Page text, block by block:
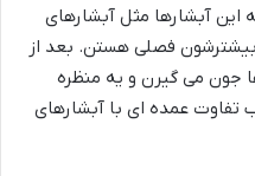
این آبشارها مثل آبشارهای
فصلی هستن. بعد از
جون می گیرن و یه منظره
عمده ای با آبشارهای